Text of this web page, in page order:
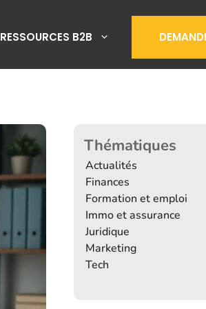
RESSOURCES B2B
Thématiques
Actualités
Finances
Formation et emploi
Immo et assurance
Juridique
Marketing
Tech